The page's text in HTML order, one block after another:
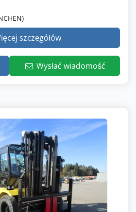
szczegółów
Wysłać wiadomość